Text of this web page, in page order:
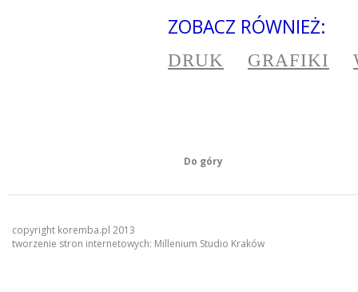
ZOBACZ RÓWNIEŻ:
DRUK GRAFIKI
Do góry
copyright koremba.pl 2013
tworzenie stron internetowych: Millenium Studio Kraków